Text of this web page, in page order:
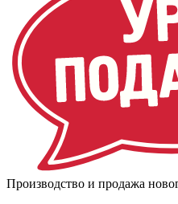
Производство и продажа